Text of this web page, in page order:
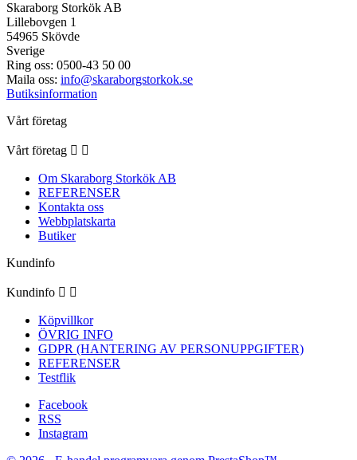
Skaraborg Storkök AB
Lillebovgen 1
54965 Skövde
Sverige
Ring oss: 0500-43 50 00
Maila oss: info@skaraborgstorkok.se
Butiksinformation
Vårt företag
Vårt företag  
Om Skaraborg Storkök AB
REFERENSER
Kontakta oss
Webbplatskarta
Butiker
Kundinfo
Kundinfo  
Köpvillkor
ÖVRIG INFO
GDPR (HANTERING AV PERSONUPPGIFTER)
REFERENSER
Testflik
Facebook
RSS
Instagram